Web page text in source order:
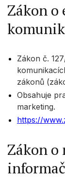
Zákon
Zákon č.
zákonů
Obsahuje
marketing.
https://
Zákon o